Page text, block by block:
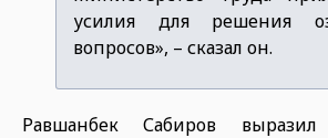
усилия для решения
вопросов», – сказал он.
Равшанбек Сабиров